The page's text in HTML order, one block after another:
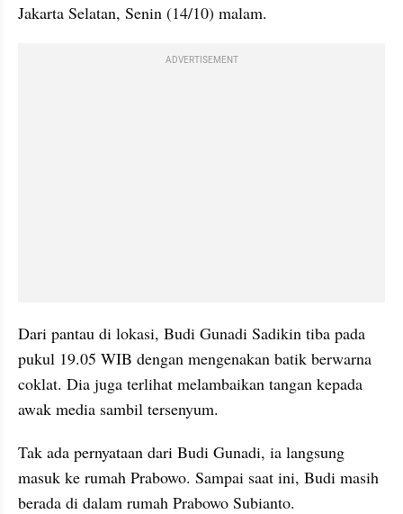
Jakarta Selatan, Senin (14/10) malam.
ADVERTISEMENT
Dari pantau di lokasi, Budi Gunadi Sadikin tiba pada
pukul 19.05 WIB dengan mengenakan batik berwarna
coklat. Dia juga terlihat melambaikan tangan kepada
awak media sambil tersenyum.
Tak ada pernyataan dari Budi Gunadi, ia langsung
masuk ke rumah Prabowo. Sampai saat ini, Budi masih
berada di dalam rumah Prabowo Subianto.